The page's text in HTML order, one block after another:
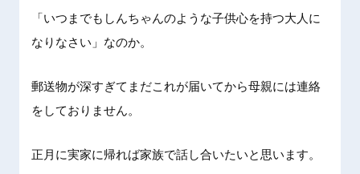
「いつまでもしんちゃんのような子供心を持つ大人に
なりなさい」なのか。
郵送物が深すぎてまだこれが届いてから母親には連絡
をしておりません。
正月に実家に帰れば家族で話し合いたいと思います。